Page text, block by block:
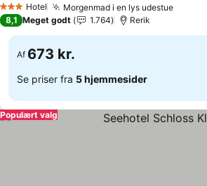
3 StjernerHotel Morgenmad i en lys udestue
8,1 Meget godt 1.764 Rerik
Af 673 kr.
Se priser fra 5 hjemmesider
Populært valg